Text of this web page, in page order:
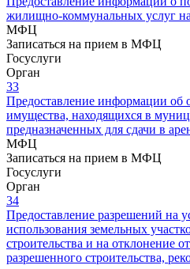
жилищно-коммунальных услуг
МФЦ
Записаться на прием в МФЦ
Госуслуги
Орган
33
Предоставление информации об
имущества, находящихся в
предназначенных для сдачи в
МФЦ
Записаться на прием в МФЦ
Госуслуги
Орган
34
Предоставление разрешений на
использования земельных
строительства и на отклонение
разрешенного строительства,